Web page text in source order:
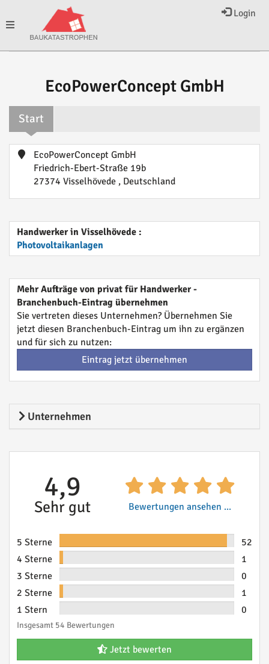
Login
Toggle
EcoPowerConcept GmbH
Start
EcoPowerConcept GmbH
Friedrich-Ebert-Straße 19b
27374 Visselhövede , Deutschland
Handwerker in Visselhövede :
Photovoltaikanlagen
Mehr Aufträge von privat für Handwerker -
Branchenbuch-Eintrag übernehmen
Sie vertreten dieses Unternehmen? Übernehmen Sie
jetzt diesen Branchenbuch-Eintrag um ihn zu ergänzen
und für sich zu nutzen:
Eintrag jetzt übernehmen
Unternehmen
4,9
Sehr gut Bewertungen ansehen ...
5 Sterne
52
4 Sterne
1
3 Sterne
0
2 Sterne
1
1 Stern
0
Insgesamt 54 Bewertungen
Jetzt bewerten